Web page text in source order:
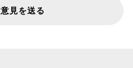
見を送る